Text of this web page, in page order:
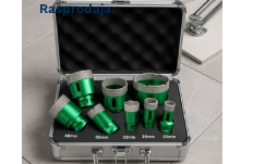
Rasprodaja